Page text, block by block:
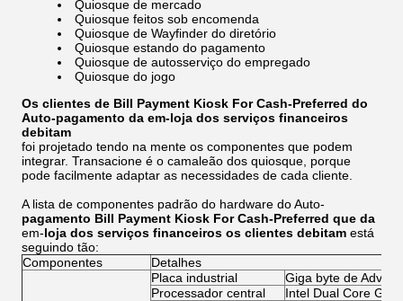
Quiosque de mercado
Quiosque feitos sob encomenda
Quiosque de Wayfinder do diretório
Quiosque estando do pagamento
Quiosque de autosserviço do empregado
Quiosque do jogo
Os clientes de Bill Payment Kiosk For Cash-Preferred do
Auto-pagamento da em-loja dos serviços financeiros
debitam
foi projetado tendo na mente os componentes que podem
integrar. Transacione é o camaleão dos quiosque, porque
pode facilmente adaptar as necessidades de cada cliente.
A lista de componentes padrão do hardware do Auto-
pagamento Bill Payment Kiosk For Cash-Preferred que da
em-loja dos serviços financeiros os clientes debitam está
seguindo tão:
Componentes
Detalhes
Placa industrial
Giga byte de
Processador central
Intel Dual Core